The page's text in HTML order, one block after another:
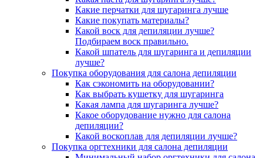
Какие перчатки для шугаринга лучше
Какие покупать материалы?
Какой воск для депиляции лучше?
Подбираем воск правильно.
Какой шпатель для шугаринга и депиляции
лучше?
Покупка оборудования для салона депиляции
Как сэкономить на оборудовании?
Как выбрать кушетку для шугаринга
Какая лампа для шугаринга лучше?
Какое оборудование нужно для салона
депиляции?
Какой воскоплав для депиляции лучше?
Покупка оргтехники для салона депиляции